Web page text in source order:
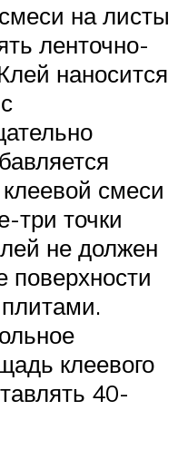
на листы
ленточно-
наносится
смеси
три точки
не должен
поверхности
клеевого
40-